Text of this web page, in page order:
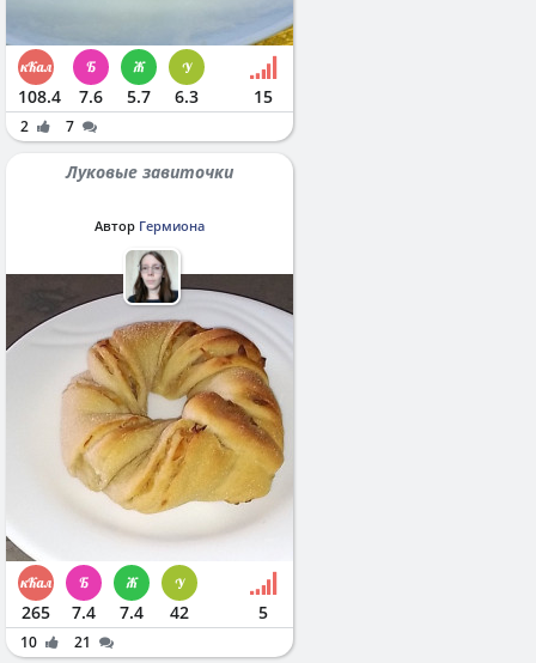
108.4 7.6 5.7 6.3 15
2 7
Луковые завиточки
Автор Гермиона
265 7.4 7.4 42 5
10 21